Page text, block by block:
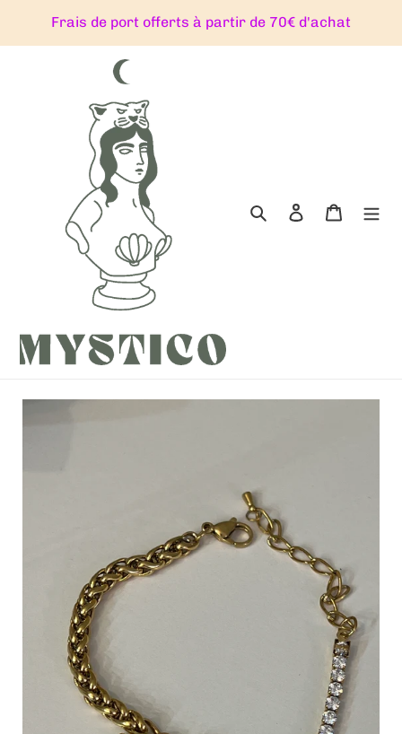
contenu
Frais de port offerts à partir de 70€ d'achat
RechercherSe connecter
Panier